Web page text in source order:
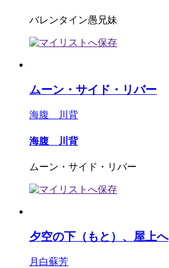
バレンタイン愚兄妹
ムーン・サイド・リバー
海腹 川背
海腹 川背
ムーン・サイド・リバー
夕空の下（もと）、屋上へ
月白蘇芳